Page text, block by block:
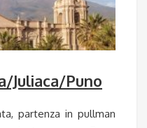
Juliaca/Puno
partenza in pullman